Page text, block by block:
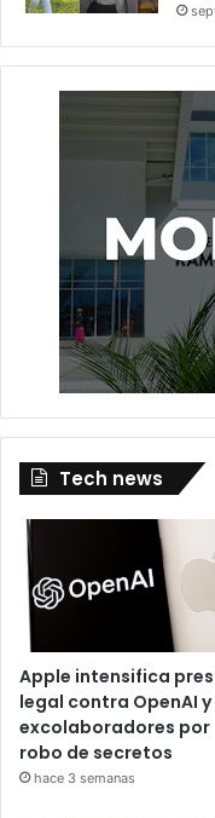
Tech news
Apple intensifica
legal contra OpenAI y
excolaboradores por
robo de secretos
hace 3 semanas